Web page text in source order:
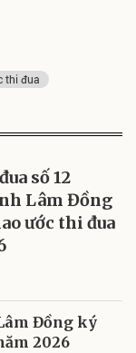
thi đua
số 12
Lâm Đồng
ước thi đua
Đồng ký
2026